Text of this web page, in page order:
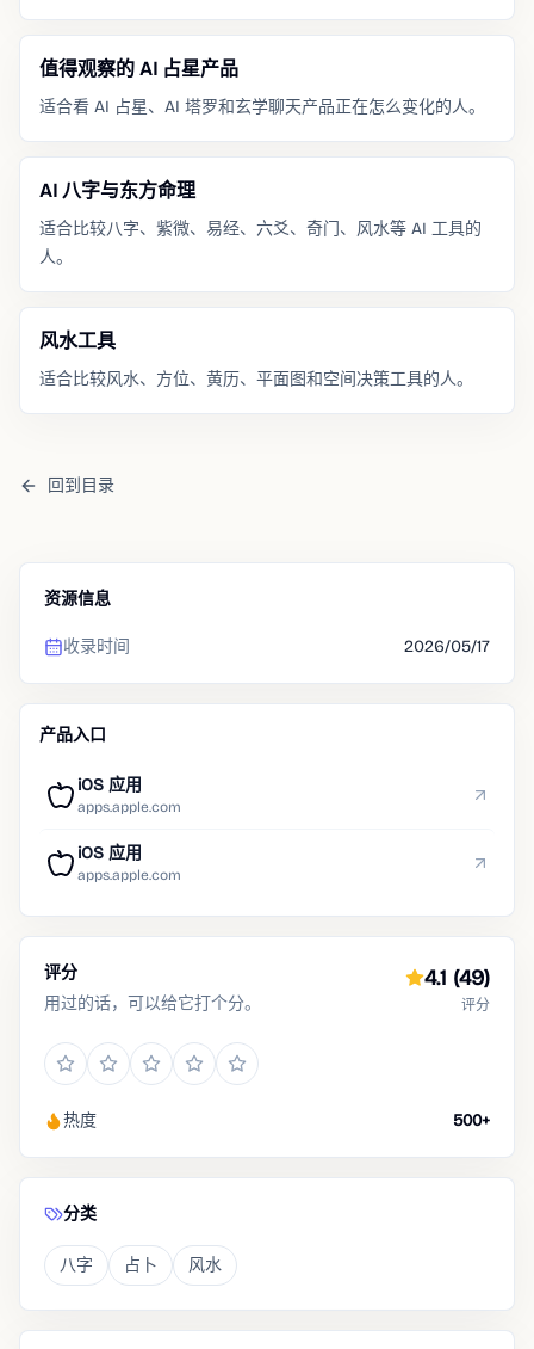
值得观察的 AI 占星产品
适合看 AI 占星、AI 塔罗和玄学聊天产品正在怎么变化的人。
AI 八字与东方命理
适合比较八字、紫微、易经、六爻、奇门、风水等 AI 工具的
人。
风水工具
适合比较风水、方位、黄历、平面图和空间决策工具的人。
回到目录
资源信息
收录时间 2026/05/17
产品入口
iOS 应用
apps.apple.com
iOS 应用
apps.apple.com
评分
用过的话，可以给它打个分。
4.1 (49)
评分
热度 500+
分类
八字 占卜 风水